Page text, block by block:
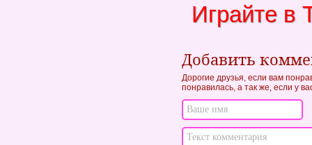
Играйте в
Добавить
Дорогие друзья, если вам
понравилась, а так же, если у